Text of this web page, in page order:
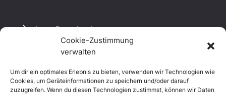
Cookie-Zustimmung
verwalten
Um dir ein optimales Erlebnis zu bieten, verwenden wir Technologien wie
Cookies, um Geräteinformationen zu speichern und/oder darauf
zuzugreifen. Wenn du diesen Technologien zustimmst, können wir Daten
Logo Download
Datenschutzerklärung
Impressum